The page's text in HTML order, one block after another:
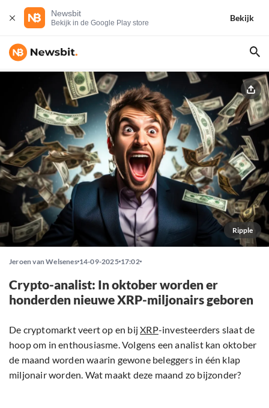
Newsbit
Bekijk in de Google Play store
Bekijk
Ripple
Jeroen van Welsenes 14-09-2025 17:02
Crypto-analist: In oktober worden er
honderden nieuwe XRP-miljonairs geboren
De cryptomarkt veert op en bijXRP-investeerders slaat de
hoop om in enthousiasme. Volgens een analist kan oktober
de maand worden waarin gewone beleggers in één klap
miljonair worden. Wat maakt deze maand zo bijzonder?